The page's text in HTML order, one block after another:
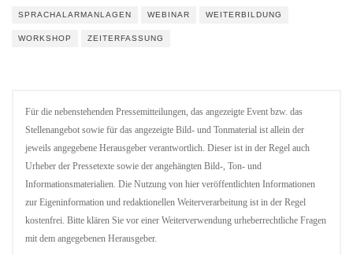
SPRACHALARMANLAGEN WEBINAR WEITERBILDUNG
WORKSHOP ZEITERFASSUNG
Für die nebenstehenden Pressemitteilungen, das angezeigte Event bzw. das
Stellenangebot sowie für das angezeigte Bild- und Tonmaterial ist allein der
jeweils angegebene Herausgeber verantwortlich. Dieser ist in der Regel auch
Urheber der Pressetexte sowie der angehängten Bild-, Ton- und
Informationsmaterialien. Die Nutzung von hier veröffentlichten Informationen
zur Eigeninformation und redaktionellen Weiterverarbeitung ist in der Regel
kostenfrei. Bitte klären Sie vor einer Weiterverwendung urheberrechtliche Fragen
mit dem angegebenen Herausgeber.